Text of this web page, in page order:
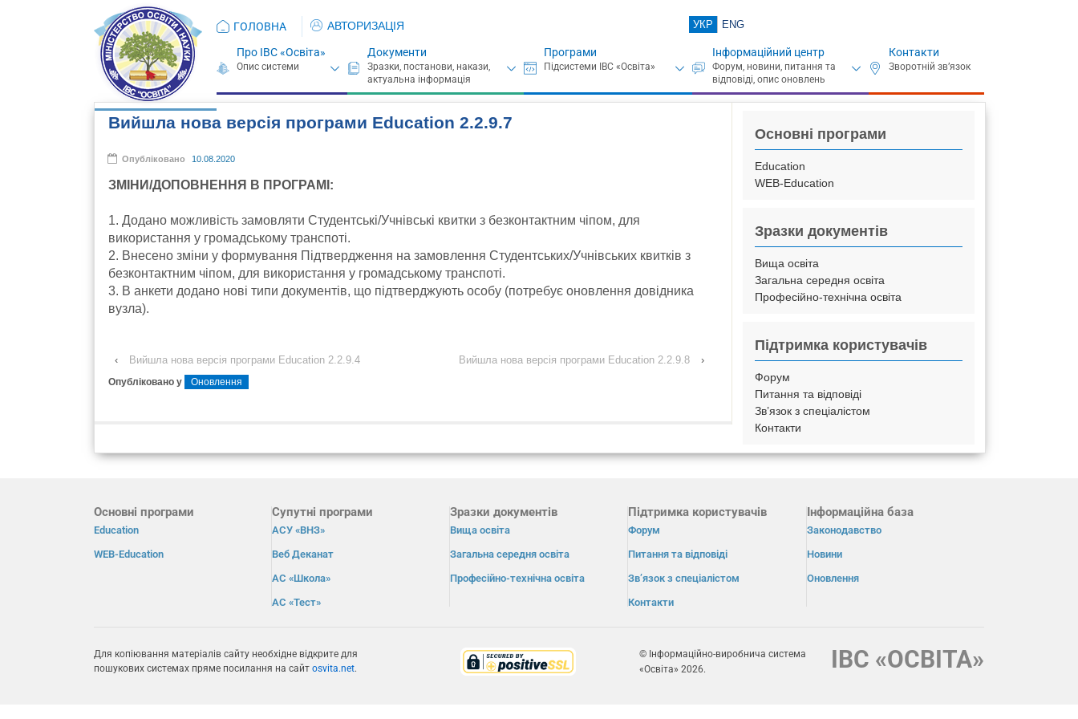
ГОЛОВНА АВТОРИЗАЦІЯ УКР ENG
Про ІВС «Освіта» Документи Програми Інформаційний центр Контакти
Вийшла нова версія програми Education 2.2.9.7
Опубліковано 10.08.2020
ЗМІНИ/ДОПОВНЕННЯ В ПРОГРАМІ:
1. Додано можливість замовляти Студентські/Учнівські квитки з безконтактним чіпом, для
використання у громадському транспоті.
2. Внесено зміни у формування Підтвердження на замовлення Студентських/Учнівських квитків з
безконтактним чіпом, для використання у громадському транспоті.
3. В анкети додано нові типи документів, що підтверджують особу (потребує оновлення довідника
вузла).
‹ Вийшла нова версія програми Education 2.2.9.4 Вийшла нова версія програми Education 2.2.9.8 ›
Опубліковано у Оновлення
Основні програми
Education
WEB-Education
Зразки документів
Вища освіта
Загальна середня освіта
Професійно-технічна освіта
Підтримка користувачів
Форум
Питання та відповіді
Зв’язок з спеціалістом
Контакти
Основні програми
Education
WEB-Education
Супутні програми
АСУ «ВНЗ»
Веб Деканат
АС «Школа»
АС «Тест»
Зразки документів
Вища освіта
Загальна середня освіта
Професійно-технічна освіта
Підтримка користувачів
Форум
Питання та відповіді
Зв’язок з спеціалістом
Контакти
Інформаційна база
Законодавство
Новини
Оновлення
Для копіювання матеріалів сайту необхідне відкрите для
пошукових системах пряме посилання на сайт osvita.net.
© Інформаційно-виробнича система
«Освіта» 2026.
ІВС «ОСВІТА»